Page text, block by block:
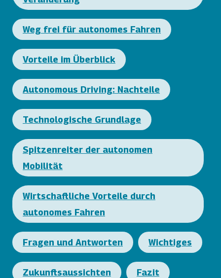
Weg frei für autonomes Fahren
Vorteile im Überblick
Autonomous Driving: Nachteile
Technologische Grundlage
Spitzenreiter der autonomen
Mobilität
Wirtschaftliche Vorteile durch
autonomes Fahren
Fragen und Antworten Wichtiges
Zukunftsaussichten Fazit